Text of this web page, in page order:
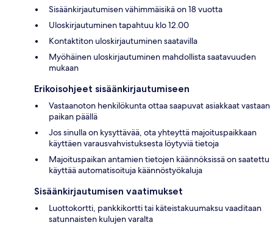
Sisäänkirjautumisen vähimmäisikä on 18 vuotta
Uloskirjautuminen tapahtuu klo 12.00
Kontaktiton uloskirjautuminen saatavilla
Myöhäinen uloskirjautuminen mahdollista saatavuuden
mukaan
Erikoisohjeet sisäänkirjautumiseen
Vastaanoton henkilökunta ottaa saapuvat asiakkaat vastaan
paikan päällä
Jos sinulla on kysyttävää, ota yhteyttä majoituspaikkaan
käyttäen varausvahvistuksesta löytyviä tietoja
Majoituspaikan antamien tietojen käännöksissä on saatettu
käyttää automatisoituja käännöstyökaluja
Sisäänkirjautumisen vaatimukset
Luottokortti, pankkikortti tai käteistakuumaksu vaaditaan
satunnaisten kulujen varalta